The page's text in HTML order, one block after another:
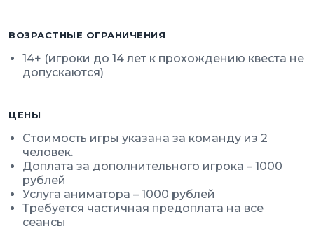
ВОЗРАСТНЫЕ ОГРАНИЧЕНИЯ
14+ (игроки до 14 лет к прохождению квеста не
допускаются)
ЦЕНЫ
Стоимость игры указана за команду из 2
человек.
Доплата за дополнительного игрока – 1000
рублей
Услуга аниматора – 1000 рублей
Требуется частичная предоплата на все
сеансы